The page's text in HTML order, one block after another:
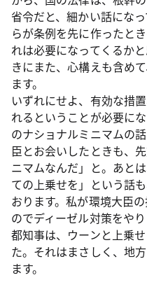
省令だと、細かい話にな
らが条例を先に作ったと
れは必要になってくるか
きにまた、心構えも含め
ます。
いずれにせよ、有効な措
れるということが必要に
のナショナルミニマムの
臣とお会いしたときも、
ニマムなんだ」と。あと
ての上乗せを」という話
おります。私が環境大臣
のでディーゼル対策をや
都知事は、ウーンと上乗
た。それはまさしく、地
ます。